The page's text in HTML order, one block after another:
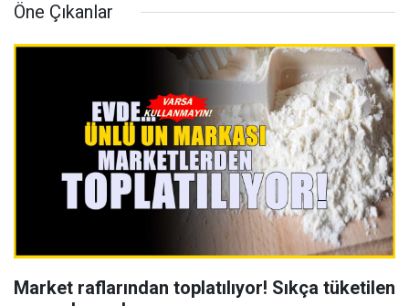
Öne Çıkanlar
Market raflarından toplatılıyor! Sıkça tüketilen